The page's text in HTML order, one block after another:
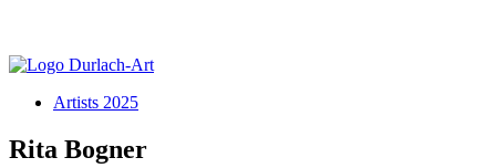
Artists 2025
Rita Bogner